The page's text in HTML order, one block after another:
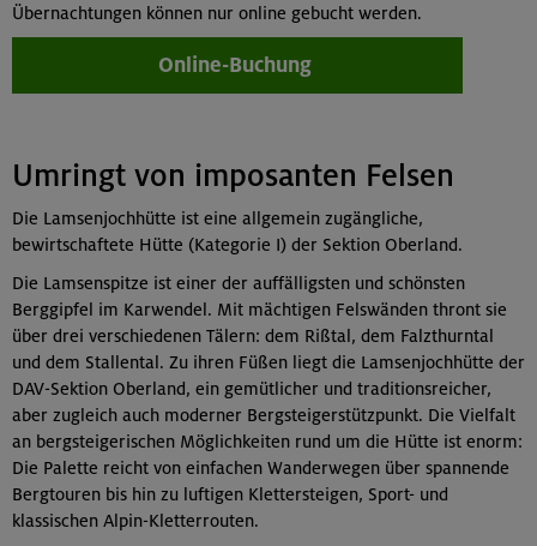
Übernachtungen können nur online gebucht werden.
Online-Buchung
Umringt von imposanten Felsen
Die Lamsenjochhütte ist eine allgemein zugängliche,
bewirtschaftete Hütte (Kategorie I) der Sektion Oberland.
Die Lamsenspitze ist einer der auffälligsten und schönsten
Berggipfel im Karwendel. Mit mächtigen Felswänden thront sie
über drei verschiedenen Tälern: dem Rißtal, dem Falzthurntal
und dem Stallental. Zu ihren Füßen liegt die Lamsenjochhütte der
DAV-Sektion Oberland, ein gemütlicher und traditionsreicher,
aber zugleich auch moderner Bergsteigerstützpunkt. Die Vielfalt
an bergsteigerischen Möglichkeiten rund um die Hütte ist enorm:
Die Palette reicht von einfachen Wanderwegen über spannende
Bergtouren bis hin zu luftigen Klettersteigen, Sport- und
klassischen Alpin-Kletterrouten.